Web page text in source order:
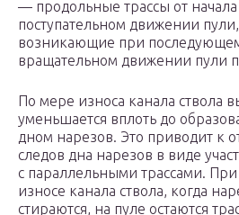
— продольные трассы от
поступательном движении
возникающие при последующем
вращательном движении пули
По мере износа канала ствола
уменьшается вплоть до
дном нарезов. Это приводит к
следов дна нарезов в виде
с параллельными трассами.
износе канала ствола, когда
стираются, на пуле остаются